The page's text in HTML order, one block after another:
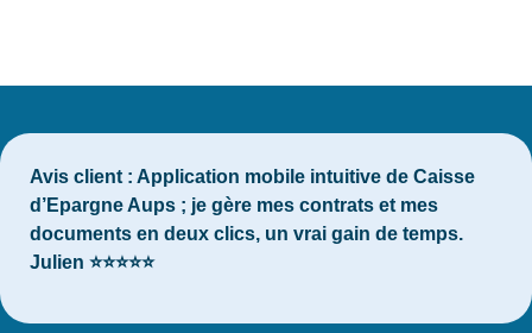
Avis client : Application mobile intuitive de Caisse
d’Epargne Aups ; je gère mes contrats et mes
documents en deux clics, un vrai gain de temps.
Julien ⭐⭐⭐⭐⭐